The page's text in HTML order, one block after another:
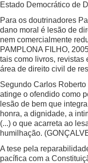
Estado Democrático de
Para os doutrinadores
dano moral é lesão de
nem comercialmente
PAMPLONA FILHO,
tais como livros, revistas
área de direito civil de
Segundo Carlos
atinge o ofendido como
lesão de bem que
honra, a dignidade, a
(...) o que acarreta ao
humilhação.
A tese pela
pacífica com a